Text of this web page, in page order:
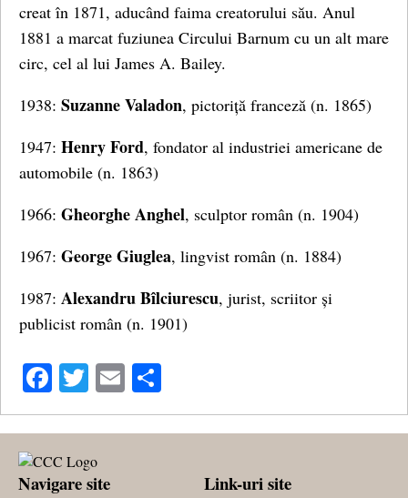
creat în 1871, aducând faima creatorului său. Anul
1881 a marcat fuziunea Circului Barnum cu un alt mare
circ, cel al lui James A. Bailey.
1938: Suzanne Valadon, pictoriță franceză (n. 1865)
1947: Henry Ford, fondator al industriei americane de
automobile (n. 1863)
1966: Gheorghe Anghel, sculptor român (n. 1904)
1967: George Giuglea, lingvist român (n. 1884)
1987: Alexandru Bîlciurescu, jurist, scriitor și
publicist român (n. 1901)
Facebook
Twitter
Email
Navigare site Link-uri site